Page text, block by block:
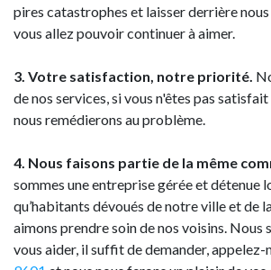
pires catastrophes et laisser derrière
vous allez pouvoir continuer à aimer.
3. Votre satisfaction, notre priorité.
de nos services, si vous n'êtes pas
nous remédierons au problème.
4. Nous faisons partie de la même
sommes une entreprise gérée et détenue
qu’habitants dévoués de notre ville et de
aimons prendre soin de nos voisins. Nous
vous aider, il suffit de demander, appelez-